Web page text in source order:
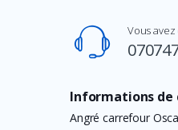
Vous
Informations de
Angré carrefour